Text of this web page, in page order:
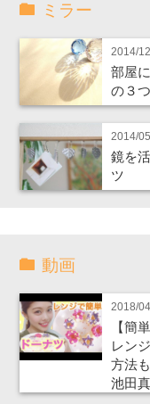
ミラー
2014/
部屋
の３
2014/
鏡を
ツ
動画
2018/
【簡
レン
方法
池田